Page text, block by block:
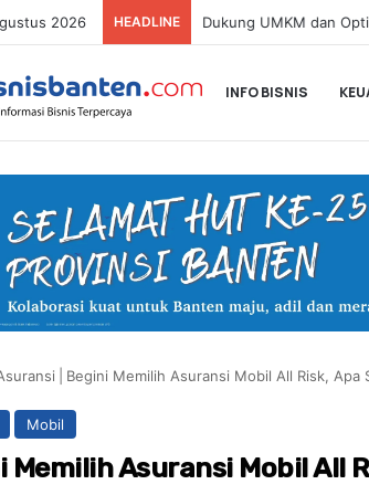
2026 HEADLINE
INFO BISNIS
Begini Memilih Asuransi Mobil All Risk, Apa
Mobil
Memilih Asuransi Mobil All